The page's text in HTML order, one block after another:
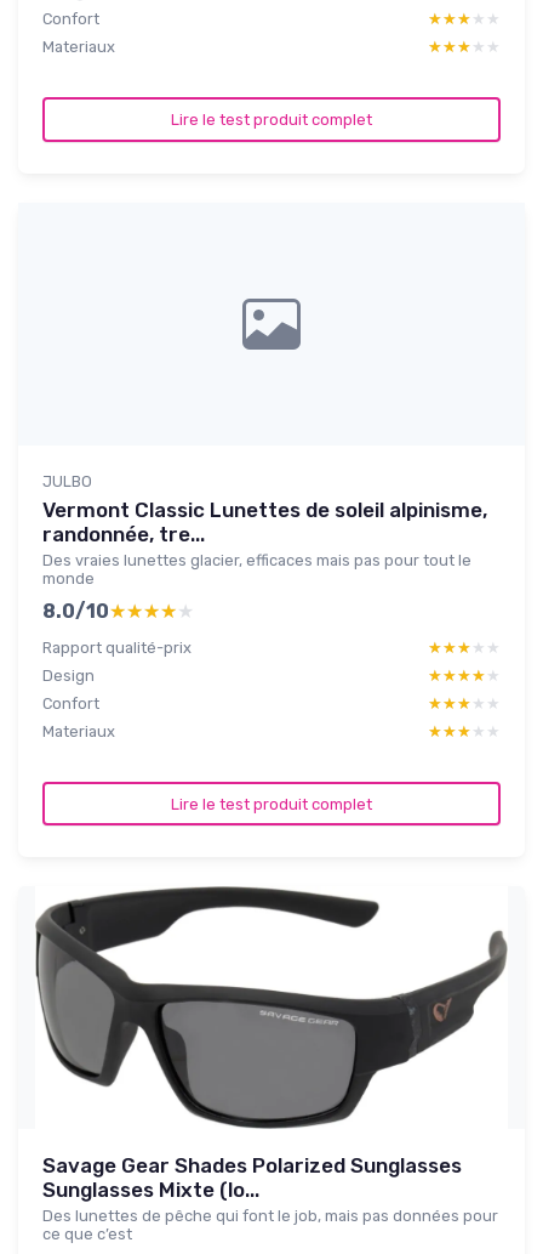
Confort
★★★★★
★★★★★
Materiaux
★★★★★
★★★★★
Lire le test produit complet
JULBO
Vermont Classic Lunettes de soleil alpinisme,
randonnée, tre...
Des vraies lunettes glacier, efficaces mais pas pour tout le
monde
8.0/10★★★★★
★★★★★
Rapport qualité-prix ★★★★★
★★★★★
Design
★★★★★
★★★★★
Confort
★★★★★
★★★★★
Materiaux
★★★★★
★★★★★
Lire le test produit complet
Savage Gear Shades Polarized Sunglasses
Sunglasses Mixte (lo...
Des lunettes de pêche qui font le job, mais pas données pour
ce que c’est